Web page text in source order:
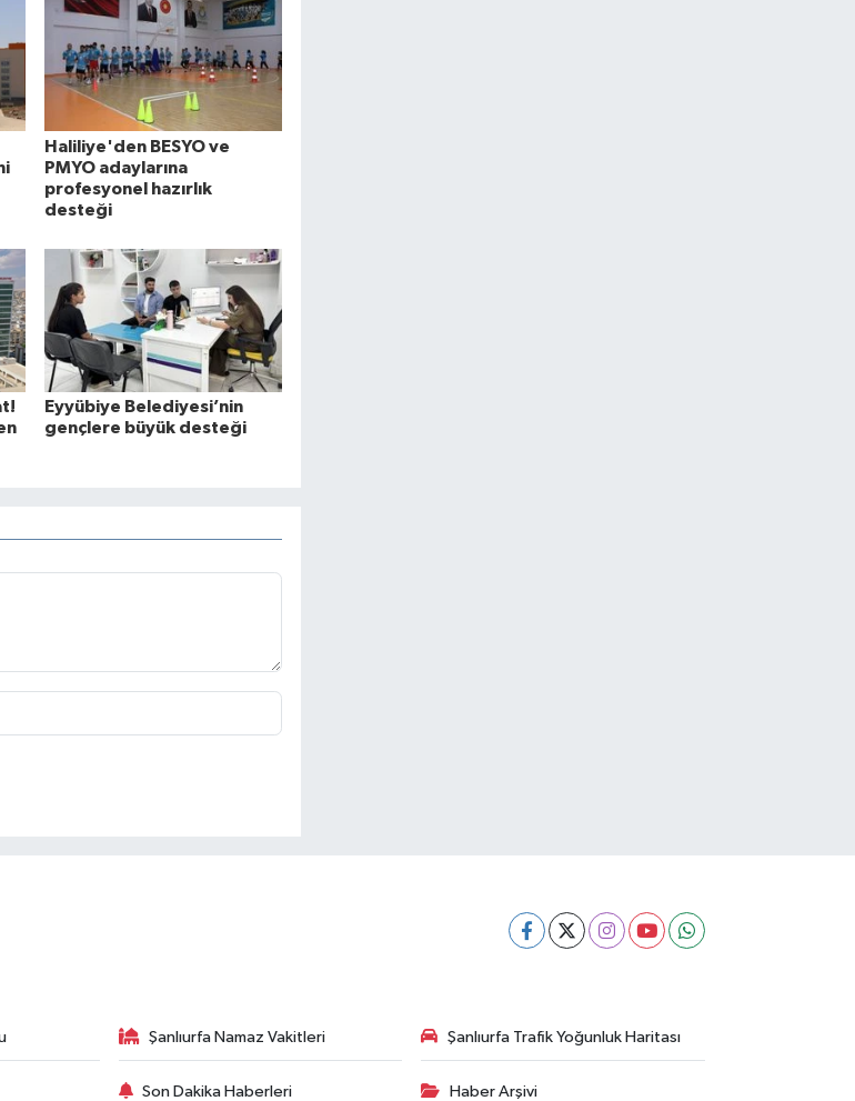
Haliliye'den BESYO ve
PMYO adaylarına
profesyonel hazırlık
desteği
Eyyübiye Belediyesi’nin
gençlere büyük desteği
Şanlıurfa Namaz Vakitleri Şanlıurfa Trafik Yoğunluk Haritası
Son Dakika Haberleri Haber Arşivi